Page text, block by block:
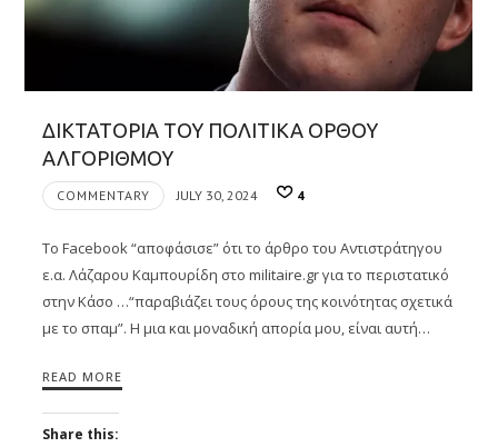
ΔΙΚΤΑΤΟΡΙΑ ΤΟΥ ΠΟΛΙΤΙΚΑ ΟΡΘΟΥ
ΑΛΓΟΡΙΘΜΟΥ
COMMENTARY JULY 30, 2024 4
Το Facebook “αποφάσισε” ότι το άρθρο του Αντιστράτηγου
ε.α. Λάζαρου Καμπουρίδη στο militaire.gr για το περιστατικό
στην Κάσο …“παραβιάζει τους όρους της κοινότητας σχετικά
με το σπαμ”. Η μια και μοναδική απορία μου, είναι αυτή…
READ MORE
Share this: